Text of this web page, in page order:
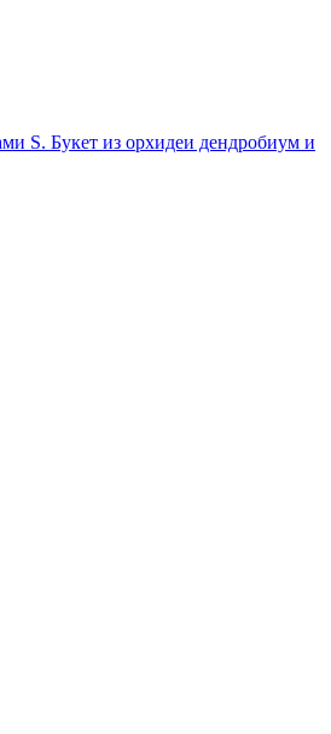
S. Букет из орхидеи дендробиум и